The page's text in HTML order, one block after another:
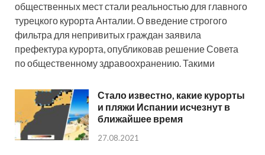
общественных мест стали реальностью для главного
турецкого курорта Анталии. О введение строгого
фильтра для непривитых граждан заявила
префектура курорта, опубликовав решение Совета
по общественному здравоохранению. Такими
Стало известно, какие курорты
и пляжи Испании исчезнут в
ближайшее время
27.08.2021